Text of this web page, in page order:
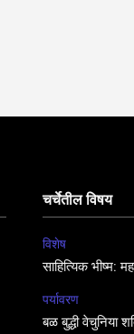
चर्चेतील विषय
विशेष
साहित्यिक भीष्म:
पर्यावरण
बळ बुद्धी वेचुनिया